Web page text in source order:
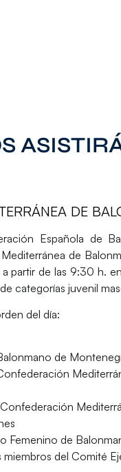
DE
Española de
de
partir de las 9:30 h.
categorías juvenil
del día:
de
Femenino de
del Comité